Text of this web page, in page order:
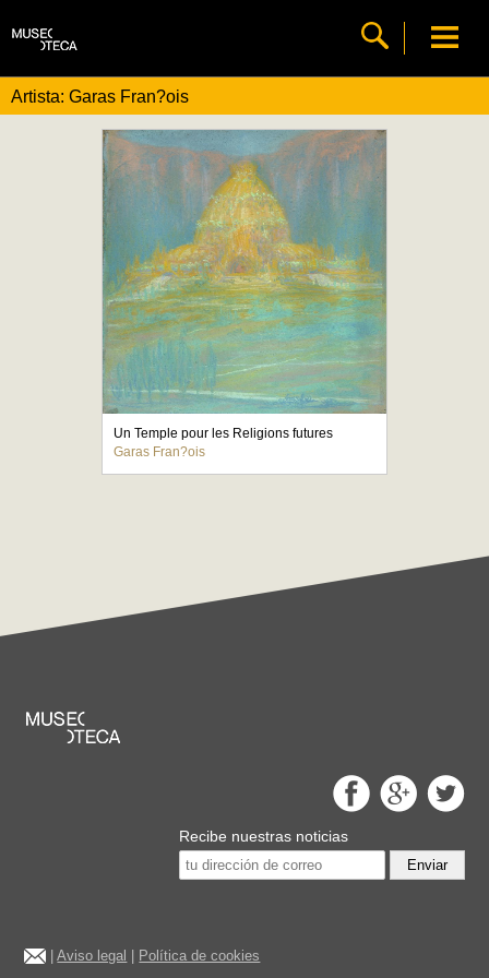
Artista: Garas Fran?ois
Un Temple pour les Religions futures
Garas Fran?ois
Recibe nuestras noticias
Enviar
|Aviso legal Política de cookies